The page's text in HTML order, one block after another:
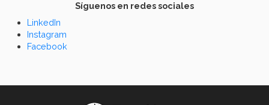
Síguenos en redes sociales
LinkedIn
Instagram
Facebook